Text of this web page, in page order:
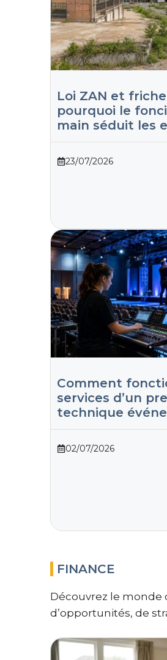
Loi ZAN et
pourquoi le
main séduit les
23/07/2026
Comment
services d’un
technique
02/07/2026
FINANCE
Découvrez le monde
d’opportunités, de